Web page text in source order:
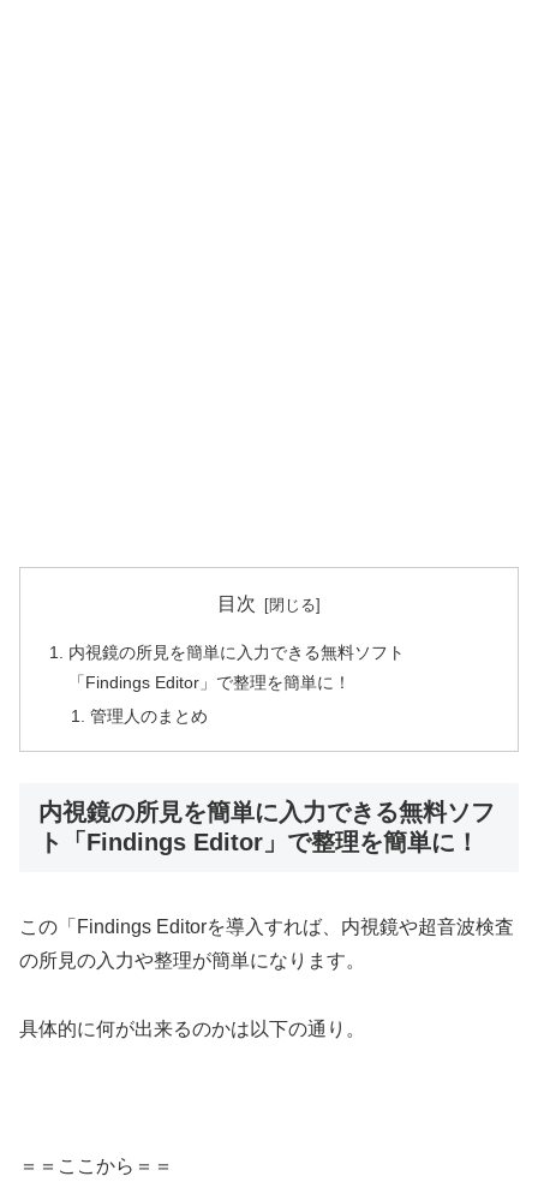
目次
内視鏡の所見を簡単に入力できる無料ソフト
「Findings Editor」で整理を簡単に！
管理人のまとめ
内視鏡の所見を簡単に入力できる無料ソフ
ト「Findings Editor」で整理を簡単に！
この「Findings Editorを導入すれば、内視鏡や超音波検査
の所見の入力や整理が簡単になります。
具体的に何が出来るのかは以下の通り。
＝＝ここから＝＝